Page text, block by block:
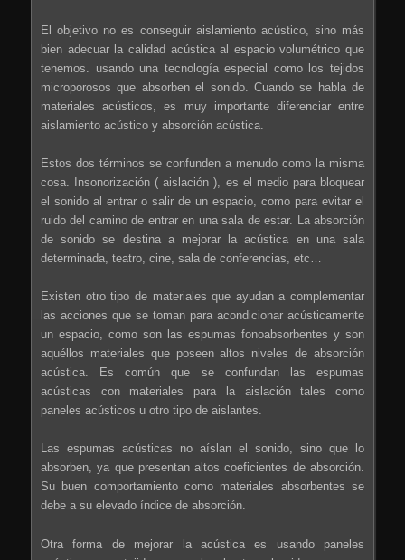
El objetivo no es conseguir aislamiento acústico, sino más
bien adecuar la calidad acústica al espacio volumétrico que
tenemos. usando una tecnología especial como los tejidos
microporosos que absorben el sonido. Cuando se habla de
materiales acústicos, es muy importante diferenciar entre
aislamiento acústico y absorción acústica.
Estos dos términos se confunden a menudo como la misma
cosa. Insonorización ( aislación ), es el medio para bloquear
el sonido al entrar o salir de un espacio, como para evitar el
ruido del camino de entrar en una sala de estar. La absorción
de sonido se destina a mejorar la acústica en una sala
determinada, teatro, cine, sala de conferencias, etc…
Existen otro tipo de materiales que ayudan a complementar
las acciones que se toman para acondicionar acústicamente
un espacio, como son las espumas fonoabsorbentes y son
aquéllos materiales que poseen altos niveles de absorción
acústica. Es común que se confundan las espumas
acústicas con materiales para la aislación tales como
paneles acústicos u otro tipo de aislantes.
Las espumas acústicas no aíslan el sonido, sino que lo
absorben, ya que presentan altos coeficientes de absorción.
Su buen comportamiento como materiales absorbentes se
debe a su elevado índice de absorción.
Otra forma de mejorar la acústica es usando paneles